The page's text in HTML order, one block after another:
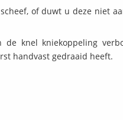
of duwt u deze niet
de knel kniekoppeling
handvast gedraaid heeft.